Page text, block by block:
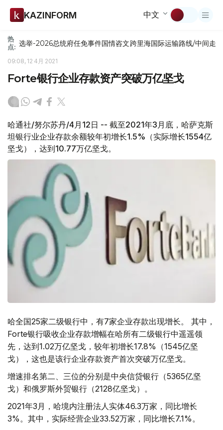
KAZINFORM 中文
热
点: 选举-2026总统府任免事件国情咨文跨里海国际运输路线/中间走廊
09:08, 12 4月 2021
Forte银行企业存款资产突破万亿坚戈
哈通社/努尔苏丹/4月12日 -- 截至2021年3月底，哈萨克斯
坦银行业企业存款余额较年初增长1.5%（实际增长1554亿
坚戈），达到10.77万亿坚戈。
哈全国25家二级银行中，有7家企业存款出现增长。 其中，
Forte银行吸收企业存款增幅在哈所有二级银行中遥遥领
先，达到1.02万亿坚戈，较年初增长17.8%（1545亿坚
戈），这也是该行企业存款资产首次突破万亿坚戈。
增速排名第二、三位的分别是中央信贷银行（5365亿坚
戈）和俄罗斯外贸银行（2128亿坚戈）。
2021年3月，哈境内注册法人实体46.3万家，同比增长
3%。其中，实际经营企业33.52万家，同比增长7.1%。